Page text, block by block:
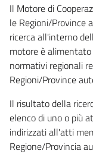
Il Motore di
le Regioni/Province
ricerca all'interno
motore è
normativi regionali
Regioni/Province
Il risultato della
elenco di uno o più
indirizzati all'atti
Regione/Provincia